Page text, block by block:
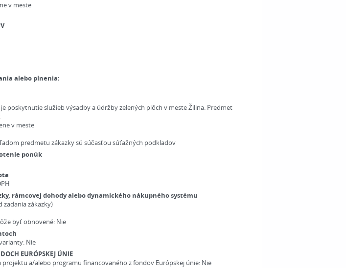
v meste
alebo plnenia:
poskytnutie služieb výsadby a údržby zelených plôch v meste Žilina. Predmet
v meste
predmetu zákazky sú súčasťou súťažných podkladov
ponúk
rámcovej dohody alebo dynamického nákupného systému
zadania zákazky)
byť obnovené: Nie
Nie
EURÓPSKEJ ÚNIE
projektu a/alebo programu financovaného z fondov Európskej únie: Nie